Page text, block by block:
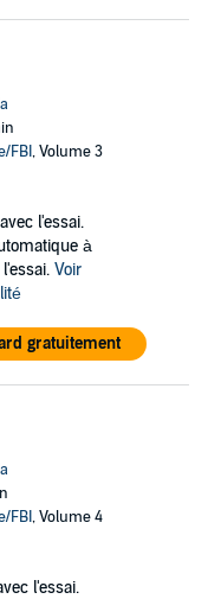
FBI, Volume 3
l'essai.
à
Voir
gratuitement
FBI, Volume 4
l'essai.